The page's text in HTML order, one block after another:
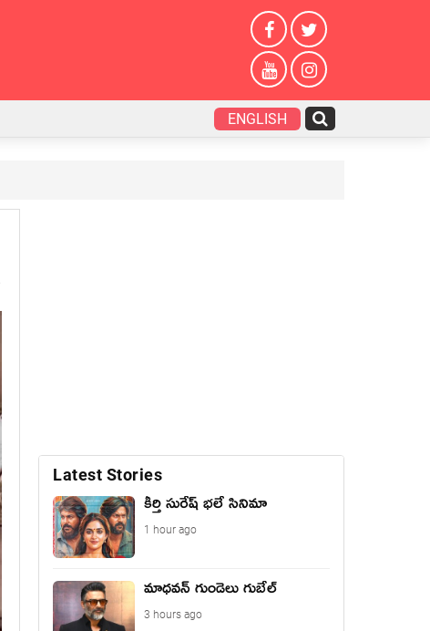
ENGLISH
Latest Stories
కీర్తి సురేష్ భ‌లే సినిమా
1 hour ago
మాధ‌వ‌న్ గుండెలు గుబేల్‌
3 hours ago